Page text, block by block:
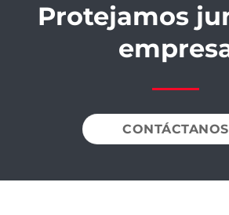
Protejamos
CONTÁCTANOS